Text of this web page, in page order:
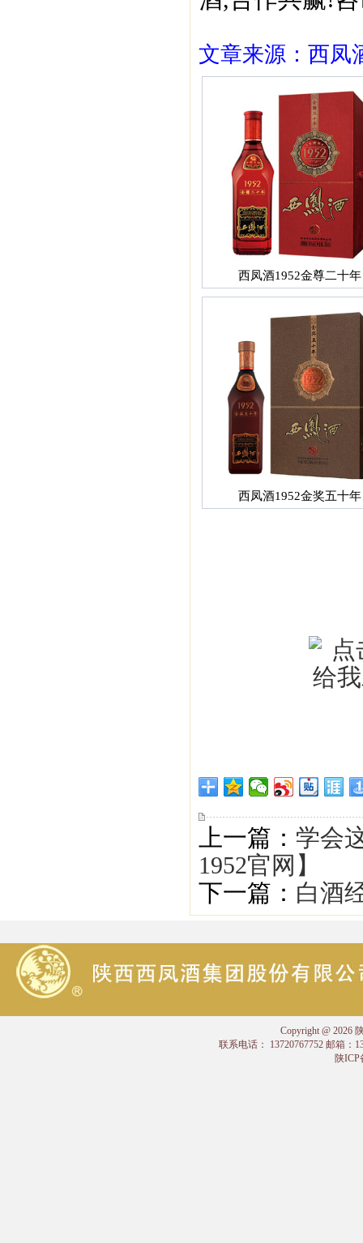
文章来源：西凤
西凤酒1952金尊二十年
西凤酒1952金奖五十年
上一篇： 学会
1952官网】
下一篇： 白酒
Copyright @ 2026
联系电话： 13720767752 邮箱：
陕ICP